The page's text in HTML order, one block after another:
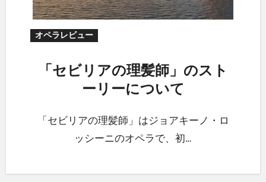
オペラレビュー
「セビリアの理髪師」のスト
ーリーについて
「セビリアの理髪師」はジョアキーノ・ロ
ッシーニのオペラで、初…